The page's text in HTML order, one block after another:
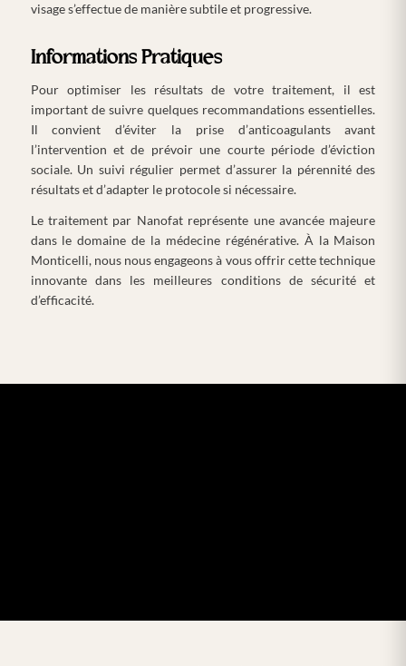
visage s’effectue de manière subtile et progressive.
Informations Pratiques
Pour optimiser les résultats de votre traitement, il est
important de suivre quelques recommandations essentielles.
Il convient d’éviter la prise d’anticoagulants avant
l’intervention et de prévoir une courte période d’éviction
sociale. Un suivi régulier permet d’assurer la pérennité des
résultats et d’adapter le protocole si nécessaire.
Le traitement par Nanofat représente une avancée majeure
dans le domaine de la médecine régénérative. À la Maison
Monticelli, nous nous engageons à vous offrir cette technique
innovante dans les meilleures conditions de sécurité et
d’efficacité.